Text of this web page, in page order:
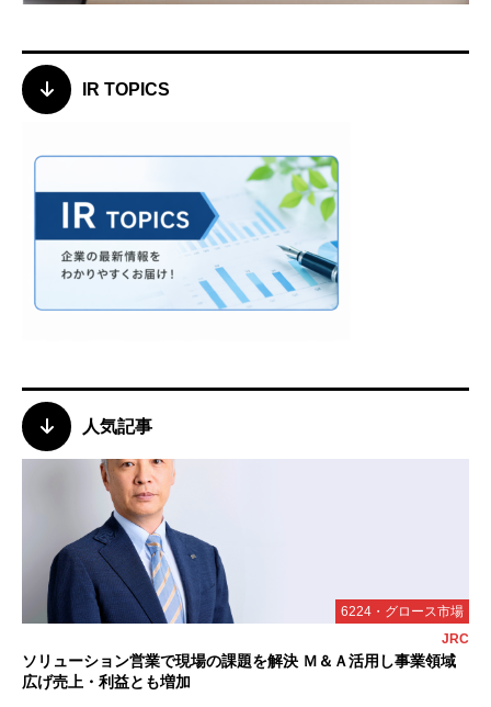
IR TOPICS
人気記事
6224・グロース市場
JRC
ソリューション営業で現場の課題を解決 Ｍ＆Ａ活用し事業領域
広げ売上・利益とも増加